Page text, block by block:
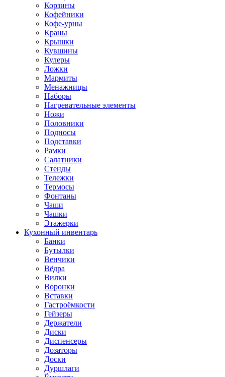
Корзины
Кофейники
Кофе-урны
Краны
Крышки
Кувшины
Кулеры
Ложки
Мармиты
Менажницы
Наборы
Нагревательные элементы
Ножи
Половники
Подносы
Подставки
Рамки
Салатники
Стенды
Тележки
Термосы
Фонтаны
Чаши
Чашки
Этажерки
Кухонный инвентарь
Банки
Бутылки
Венчики
Вёдра
Вилки
Воронки
Вставки
Гастроёмкости
Гейзеры
Держатели
Диски
Диспенсеры
Дозаторы
Доски
Дуршлаги